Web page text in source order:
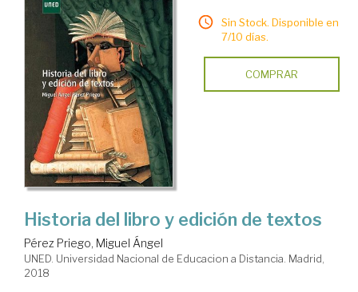
Sin Stock. Disponible en
7/10 días.
COMPRAR
Historia del libro y edición de textos
Pérez Priego, Miguel Ángel
UNED. Universidad Nacional de Educacion a Distancia. Madrid,
2018